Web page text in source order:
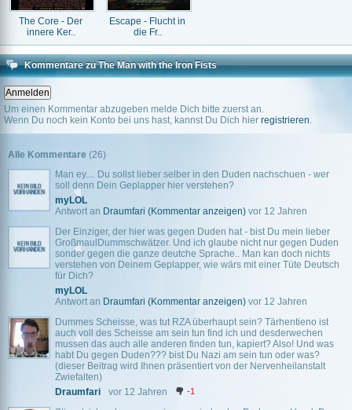
The Core - Der
innere Ker..
Escape - Flucht in
die Fr..
Kommentare zu The Man with the Iron Fists
Um einen Kommentar abzugeben melde Dich bitte zuerst an.
Wenn Du noch kein Konto bei uns hast, kannst Du Dich hier registrieren.
Alle Kommentare (26)
Man ey.... Du sollst lieber selber in den Duden nachschuen - wer
soll denn Dein Geplapper hier verstehen?
myLOL
Antwort an Draumfari (Kommentar anzeigen) vor 12 Jahren
Der Einziger, der hier was gegen Duden hat - bist Du mein lieber
GroßmaulDummschwätzer. Und ich glaube nicht nur gegen Duden
sonder gegen die ganze deutche Sprache.. Man kan doch nichts
verstehen von Deinem Geplapper, wie wärs mit einer Tüte Deutsch
für Dich?
myLOL
Antwort an Draumfari (Kommentar anzeigen) vor 12 Jahren
Dummes Scheisse, was tut RZA überhaupt sein? Tärhentieno ist
auch voll des Scheisse am sein tun find ich und desderwechen
mussen das auch alle anderen finden tun, kapiert? Also! Und was
habt Du gegen Duden??? bist Du Nazi am sein tun oder was?
(dieser Beitrag wird Ihnen präsentiert von der Nervenheilanstalt
Zwiefalten)
Draumfari
vor 12 Jahren -1